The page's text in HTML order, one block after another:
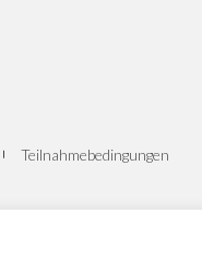
Teilnahmebedingungen